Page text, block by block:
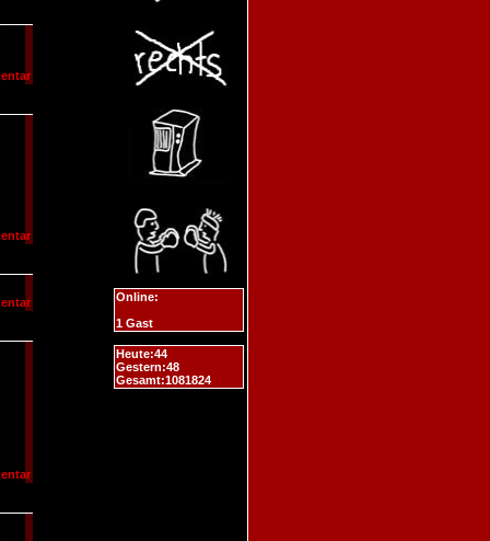
Online:
1 Gast
Heute:44
Gestern:48
Gesamt:1081824